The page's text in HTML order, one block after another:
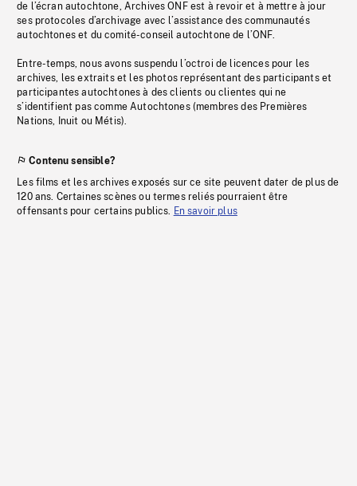
de l’écran autochtone, Archives ONF est à revoir et à mettre à jour
ses protocoles d’archivage avec l’assistance des communautés
autochtones et du comité-conseil autochtone de l’ONF.
Entre-temps, nous avons suspendu l’octroi de licences pour les
archives, les extraits et les photos représentant des participants et
participantes autochtones à des clients ou clientes qui ne
s’identifient pas comme Autochtones (membres des Premières
Nations, Inuit ou Métis).
Contenu sensible?
Les films et les archives exposés sur ce site peuvent dater de plus de
120 ans. Certaines scènes ou termes reliés pourraient être
offensants pour certains publics. En savoir plus